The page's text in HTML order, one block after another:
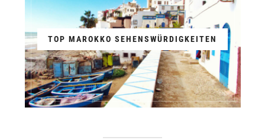
TOP MAROKKO SEHENSWÜRDIGKEITEN